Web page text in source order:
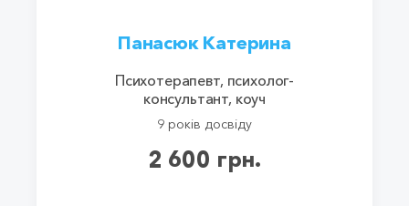
Панасюк Катерина
Психотерапевт, психолог-
консультант, коуч
9 років досвіду
2 600 грн.